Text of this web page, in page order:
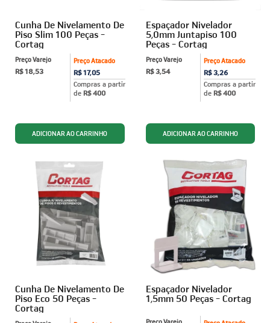
Cunha De Nivelamento De
Piso Slim 100 Peças -
Cortag
Preço Atacado
R$ 17,05
Compras a partir
de R$ 400
Preço Varejo
R$ 18,53
Espaçador Nivelador
5,0mm Juntapiso 100
Peças - Cortag
Preço Atacado
R$ 3,26
Compras a partir
de R$ 400
Preço Varejo
R$ 3,54
Cunha De Nivelamento De
Piso Eco 50 Peças -
Cortag
Espaçador Nivelador
1,5mm 50 Peças - Cortag